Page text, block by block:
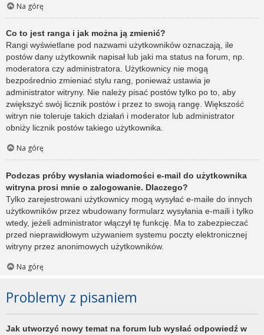
Na górę
Co to jest ranga i jak można ją zmienić?
Rangi wyświetlane pod nazwami użytkowników oznaczają, ile
postów dany użytkownik napisał lub jaki ma status na forum, np.
moderatora czy administratora. Użytkownicy nie mogą
bezpośrednio zmieniać stylu rang, ponieważ ustawia je
administrator witryny. Nie należy pisać postów tylko po to, aby
zwiększyć swój licznik postów i przez to swoją rangę. Większość
witryn nie toleruje takich działań i moderator lub administrator
obniży licznik postów takiego użytkownika.
Na górę
Podczas próby wysłania wiadomości e-mail do użytkownika
witryna prosi mnie o zalogowanie. Dlaczego?
Tylko zarejestrowani użytkownicy mogą wysyłać e-maile do innych
użytkowników przez wbudowany formularz wysyłania e-maili i tylko
wtedy, jeżeli administrator włączył tę funkcję. Ma to zabezpieczać
przed nieprawidłowym używaniem systemu poczty elektronicznej
witryny przez anonimowych użytkowników.
Na górę
Problemy z pisaniem
Jak utworzyć nowy temat na forum lub wysłać odpowiedź w